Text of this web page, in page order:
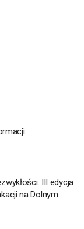
III edycja
na Dolnym